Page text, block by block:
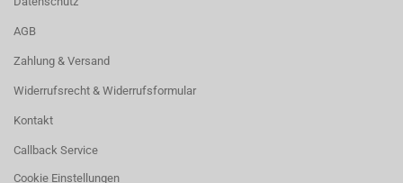
AGB
Zahlung & Versand
Widerrufsrecht & Widerrufsformular
Kontakt
Callback Service
Cookie Einstellungen